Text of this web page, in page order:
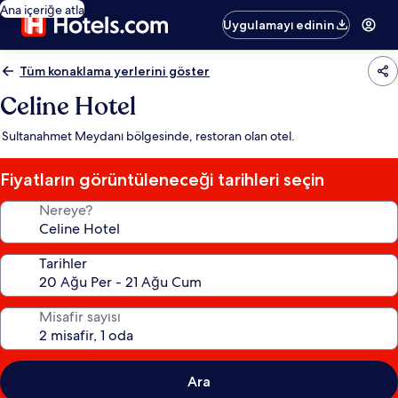
Ana içeriğe atla
Uygulamayı edinin
Tüm konaklama yerlerini göster
Celine Hotel
Sultanahmet Meydanı bölgesinde, restoran olan otel.
Fiyatların görüntüleneceği tarihleri seçin
Nereye?
Tarihler
Misafir sayısı
Ara